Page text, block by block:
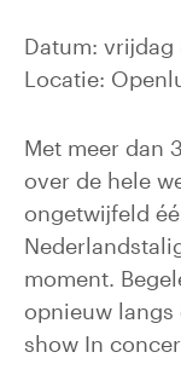
Datum:
Locatie:
Met meer dan
over de hele
ongetwijfeld
moment.
opnieuw langs
show In